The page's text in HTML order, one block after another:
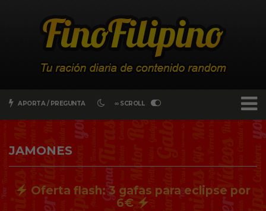
APORTA / PREGUNTA ∞ SCROLL
JAMONES
Oferta flash: 3 gafas para eclipse por
6€